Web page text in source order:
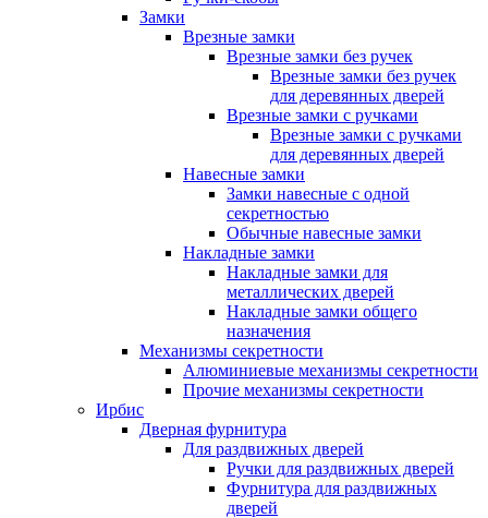
Замки
Врезные замки
Врезные замки без ручек
Врезные замки без ручек
для деревянных дверей
Врезные замки с ручками
Врезные замки с ручками
для деревянных дверей
Навесные замки
Замки навесные с одной
секретностью
Обычные навесные замки
Накладные замки
Накладные замки для
металлических дверей
Накладные замки общего
назначения
Механизмы секретности
Алюминиевые механизмы секретности
Прочие механизмы секретности
Ирбис
Дверная фурнитура
Для раздвижных дверей
Ручки для раздвижных дверей
Фурнитура для раздвижных
дверей